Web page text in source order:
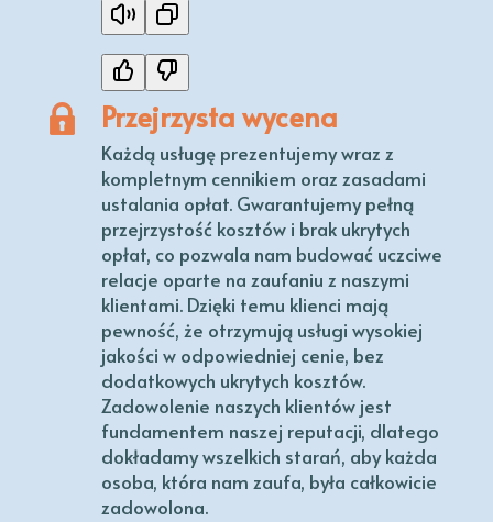
Przejrzysta wycena
Każdą usługę prezentujemy wraz z
kompletnym cennikiem oraz zasadami
ustalania opłat. Gwarantujemy pełną
przejrzystość kosztów i brak ukrytych
opłat, co pozwala nam budować uczciwe
relacje oparte na zaufaniu z naszymi
klientami. Dzięki temu klienci mają
pewność, że otrzymują usługi wysokiej
jakości w odpowiedniej cenie, bez
dodatkowych ukrytych kosztów.
Zadowolenie naszych klientów jest
fundamentem naszej reputacji, dlatego
dokładamy wszelkich starań, aby każda
osoba, która nam zaufa, była całkowicie
zadowolona.